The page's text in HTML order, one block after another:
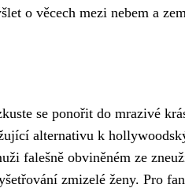
o věcech mezi nebem a
se ponořit do mrazivé
alternativu k
falešně obviněném ze
zmizelé ženy. Pro